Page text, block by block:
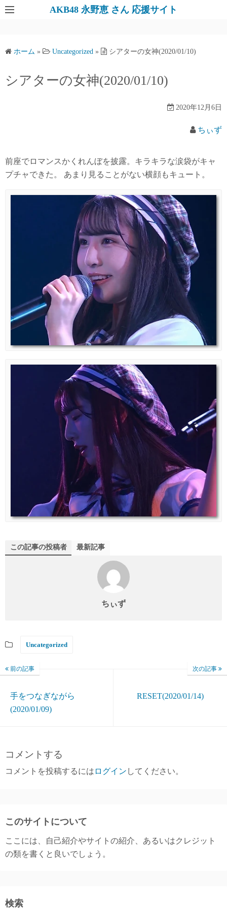
AKB48 永野恵 さん 応援サイト
ホーム » Uncategorized » シアターの女神(2020/01/10)
シアターの女神(2020/01/10)
2020年12月6日
ちぃず
前座でロマンスかくれんぼを披露。キラキラな涙袋がキャ
プチャできた。 あまり見ることがない横顔もキュート。
この記事の投稿者 最新記事
ちぃず
Uncategorized
前の記事
手をつなぎながら
(2020/01/09)
次の記事
RESET(2020/01/14)
コメントする
コメントを投稿するには ログイン してください。
このサイトについて
ここには、自己紹介やサイトの紹介、あるいはクレジット
の類を書くと良いでしょう。
検索